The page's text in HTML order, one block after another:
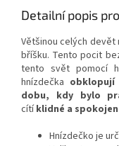
Detailní popis
Většinou celých devět
bříšku. Tento pocit
tento svět pomocí
hnízdečka
dobu, kdy bylo
cítíklidné a
Hnízdečko je